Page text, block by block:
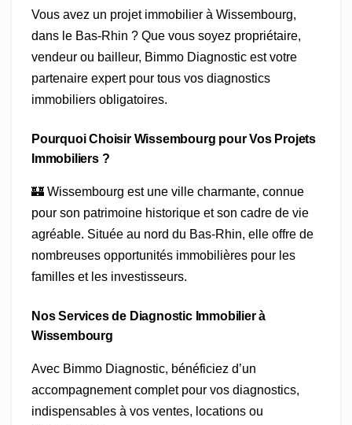
Vous avez un projet immobilier à Wissembourg,
dans le Bas-Rhin ? Que vous soyez propriétaire,
vendeur ou bailleur, Bimmo Diagnostic est votre
partenaire expert pour tous vos diagnostics
immobiliers obligatoires.
Pourquoi Choisir Wissembourg pour Vos Projets
Immobiliers ?
🏰 Wissembourg est une ville charmante, connue
pour son patrimoine historique et son cadre de vie
agréable. Située au nord du Bas-Rhin, elle offre de
nombreuses opportunités immobilières pour les
familles et les investisseurs.
Nos Services de Diagnostic Immobilier à
Wissembourg
Avec Bimmo Diagnostic, bénéficiez d’un
accompagnement complet pour vos diagnostics,
indispensables à vos ventes, locations ou